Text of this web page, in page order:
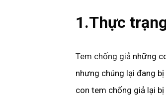
1.Thực
Tem chống giả những
nhưng chúng lại đang
con tem chống giả lại bị